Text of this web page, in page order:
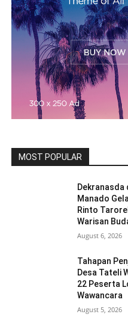
MOST POPULAR
Dekranasda
Manado
Rinto
Warisan
August 6, 2026
Tahapan
Desa Tateli
22 Peserta
Wawancara
August 5, 2026